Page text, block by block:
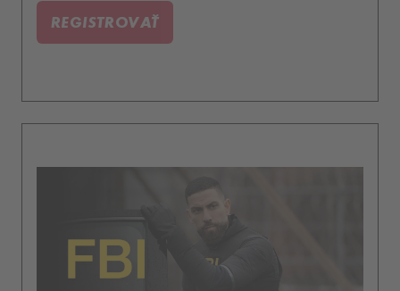
slashera, kterého poslala za mříže.
REGISTROVAŤ